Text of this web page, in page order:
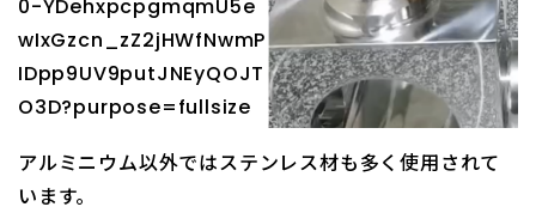
アルミニウム以外ではステンレス材も多く使用されて
います。